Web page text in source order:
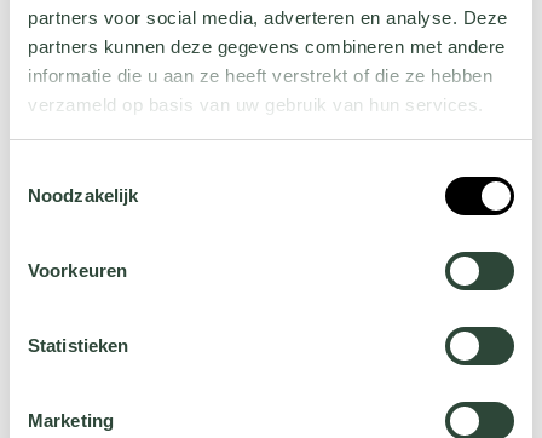
partners voor social media, adverteren en analyse. Deze
partners kunnen deze gegevens combineren met andere
informatie die u aan ze heeft verstrekt of die ze hebben
verzameld op basis van uw gebruik van hun services.
jehier.
Noodzakelijk
Voorkeuren
Statistieken
Marketing